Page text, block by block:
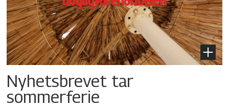
Nyhetsbrevet tar
sommerferie